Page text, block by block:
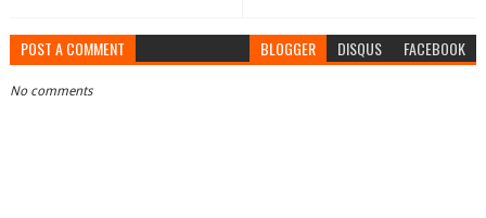
POST A COMMENT BLOGGER DISQUS FACEBOOK
No comments